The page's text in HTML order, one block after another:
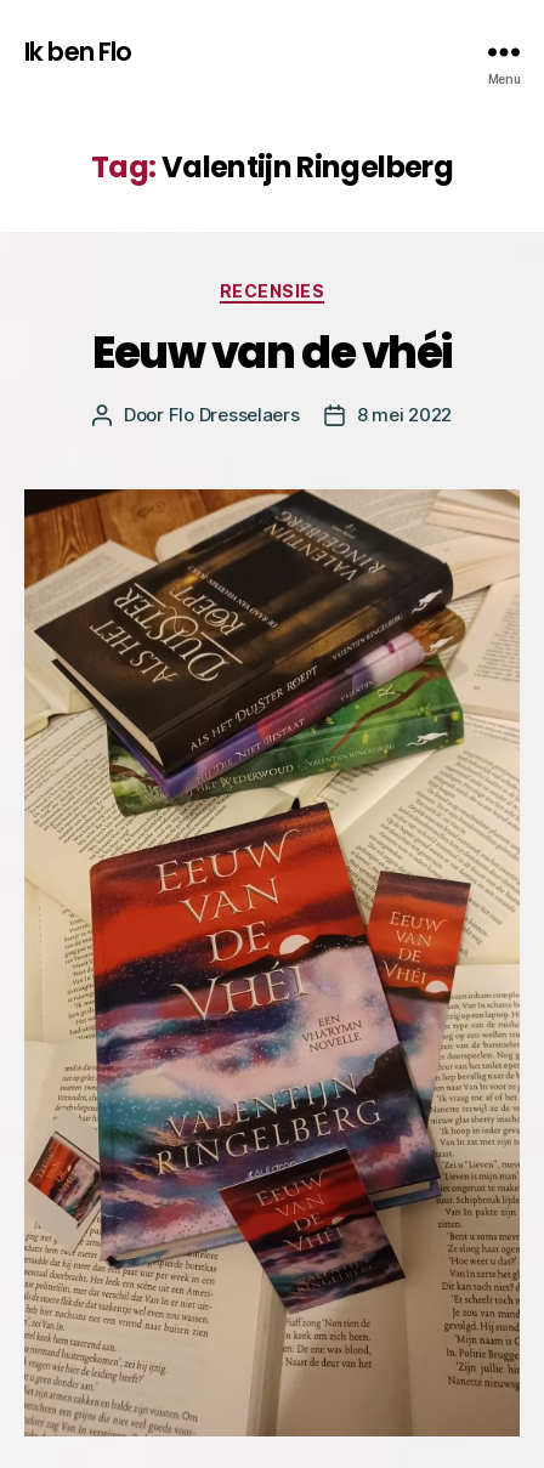
Ik ben Flo
Menu
Tag:Valentijn Ringelberg
Categorieën
RECENSIES
Eeuw van de vhéi
Bericht
Door Flo Dresselaers Berichtdatum
8 mei 2022